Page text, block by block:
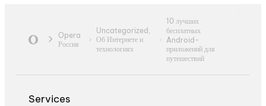
Opera
Россия
Uncategorized,
Об Интернете и
технологиях
10 лучших
бесплатных
Android-
приложений для
путешествий
Services